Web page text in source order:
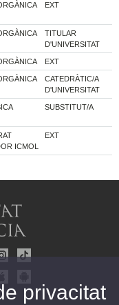
EXT
TITULAR
D'UNIVERSITAT
EXT
CATEDRÀTIC/A
D'UNIVERSITAT
SUBSTITUT/A
ICMOL
EXT
privacitat